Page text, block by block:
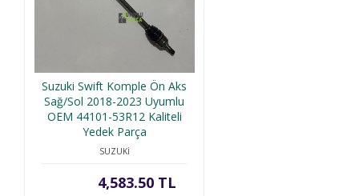
Suzuki Swift Komple Ön Aks
Sağ/Sol 2018-2023 Uyumlu
OEM 44101-53R12 Kaliteli
Yedek Parça
SUZUKİ
4,583.50 TL